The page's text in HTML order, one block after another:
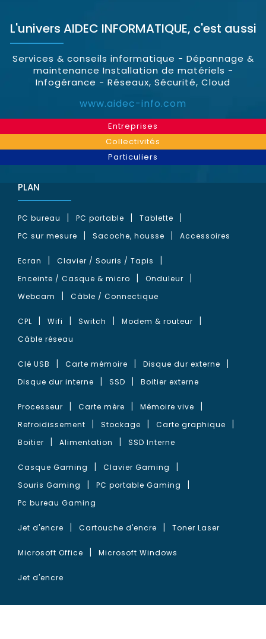
L'univers AIDEC INFORMATIQUE, c'est aussi
Services & conseils informatique - Dépannage &
maintenance Installation de matériels -
Infogérance - Réseaux, Sécurité, Cloud
www.aidec-info.com
Entreprises
Collectivités
Particuliers
PLAN
PC bureau PC portable
Tablette
PC sur mesure
Sacoche, housse Accessoires
Ecran
Clavier / Souris / Tapis
Enceinte / Casque & micro
Onduleur
Webcam
Câble / Connectique
CPL Wifi Switch
Modem & routeur
Câble réseau
Clé USB Carte mémoire
Disque dur externe
Disque dur interne
SSD Boitier externe
Processeur Carte mère
Mémoire vive
Refroidissement
Stockage
Carte graphique
Boitier
Alimentation SSD Interne
Casque Gaming
Clavier Gaming
Souris Gaming
PC portable Gaming
Pc bureau Gaming
Jet d'encre Cartouche d'encre Toner Laser
Microsoft Office Microsoft Windows
Jet d'encre